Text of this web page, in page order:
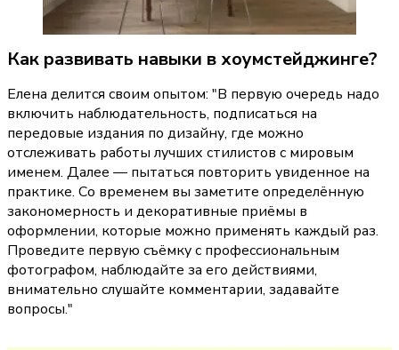
Как развивать навыки в хоумстейджинге?
Елена делится своим опытом: "В первую очередь надо
включить наблюдательность, подписаться на
передовые издания по дизайну, где можно
отслеживать работы лучших стилистов с мировым
именем. Далее — пытаться повторить увиденное на
практике. Со временем вы заметите определённую
закономерность и декоративные приёмы в
оформлении, которые можно применять каждый раз.
Проведите первую съёмку с профессиональным
фотографом, наблюдайте за его действиями,
внимательно слушайте комментарии, задавайте
вопросы."